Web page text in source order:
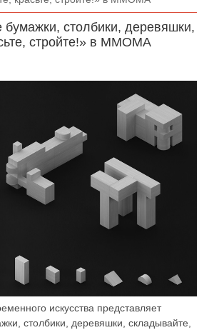
бумажки, столбики, деревяшки,
стройте!» в MMOMA
искусства представляет
столбики, деревяшки, складывайте,